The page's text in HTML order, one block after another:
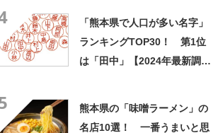
「熊本県で人口が多い名字」
ランキングTOP30！ 第1位
は「田中」【2024年最新調査
熊本県の「味噌ラーメン」の
名店10選！ 一番うまいと思